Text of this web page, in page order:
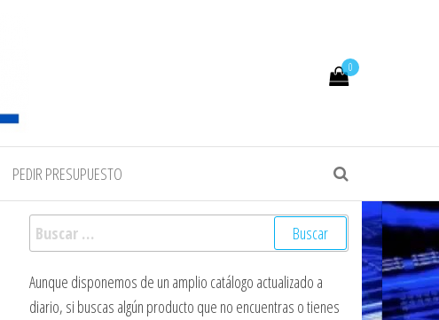
0
PEDIR PRESUPUESTO
Buscar:
Aunque disponemos de un amplio catálogo actualizado a
diario, si buscas algún producto que no encuentras o tienes